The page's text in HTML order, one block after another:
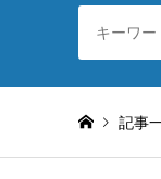
記事